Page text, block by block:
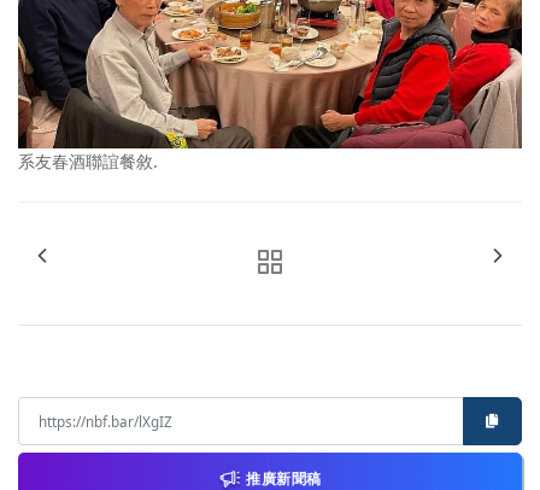
系友春酒聯誼餐敘.
推廣新聞稿